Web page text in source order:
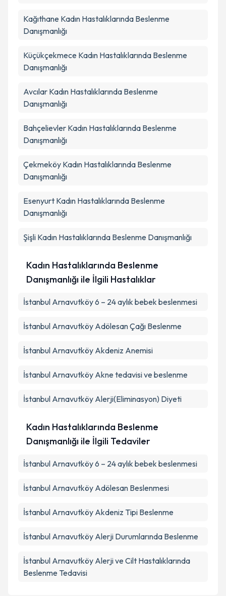
Kağıthane Kadın Hastalıklarında Beslenme
Danışmanlığı
Küçükçekmece Kadın Hastalıklarında Beslenme
Danışmanlığı
Avcılar Kadın Hastalıklarında Beslenme
Danışmanlığı
Bahçelievler Kadın Hastalıklarında Beslenme
Danışmanlığı
Çekmeköy Kadın Hastalıklarında Beslenme
Danışmanlığı
Esenyurt Kadın Hastalıklarında Beslenme
Danışmanlığı
Şişli Kadın Hastalıklarında Beslenme Danışmanlığı
Kadın Hastalıklarında Beslenme
Danışmanlığı ile İlgili Hastalıklar
İstanbul Arnavutköy 6 – 24 aylık bebek beslenmesi
İstanbul Arnavutköy Adölesan Çağı Beslenme
İstanbul Arnavutköy Akdeniz Anemisi
İstanbul Arnavutköy Akne tedavisi ve beslenme
İstanbul Arnavutköy Alerji(Eliminasyon) Diyeti
Kadın Hastalıklarında Beslenme
Danışmanlığı ile İlgili Tedaviler
İstanbul Arnavutköy 6 – 24 aylık bebek beslenmesi
İstanbul Arnavutköy Adölesan Beslenmesi
İstanbul Arnavutköy Akdeniz Tipi Beslenme
İstanbul Arnavutköy Alerji Durumlarında Beslenme
İstanbul Arnavutköy Alerji ve Cilt Hastalıklarında
Beslenme Tedavisi